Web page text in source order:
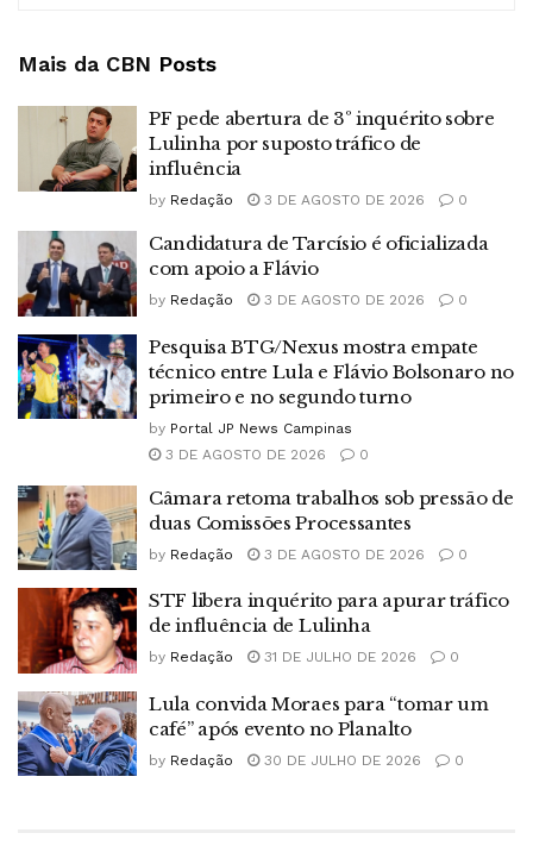
Mais da CBN Posts
PF pede abertura de 3º inquérito sobre
Lulinha por suposto tráfico de
influência
by Redação 3 DE AGOSTO DE 2026 0
Candidatura de Tarcísio é oficializada
com apoio a Flávio
by Redação 3 DE AGOSTO DE 2026 0
Pesquisa BTG/Nexus mostra empate
técnico entre Lula e Flávio Bolsonaro no
primeiro e no segundo turno
by Portal JP News Campinas
3 DE AGOSTO DE 2026
0
Câmara retoma trabalhos sob pressão de
duas Comissões Processantes
by Redação 3 DE AGOSTO DE 2026 0
STF libera inquérito para apurar tráfico
de influência de Lulinha
by Redação 31 DE JULHO DE 2026 0
Lula convida Moraes para “tomar um
café” após evento no Planalto
by Redação 30 DE JULHO DE 2026 0